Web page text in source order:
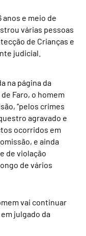
anos e meio de
várias pessoas
de Crianças e
judicial.
na página da
Faro, o homem
“pelos crimes
agravado e
ocorridos em
e ainda
de violação
de vários
vai continuar
julgado da